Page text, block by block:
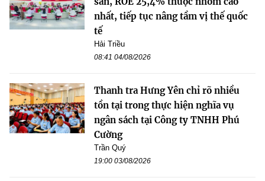
nhất, tiếp tục nâng tầm vị thế quốc
tế
Hải Triều
08:41 04/08/2026
Thanh tra Hưng Yên chỉ rõ nhiều
tồn tại trong thực hiện nghĩa vụ
ngân sách tại Công ty TNHH Phú
Cường
Trần Quý
19:00 03/08/2026